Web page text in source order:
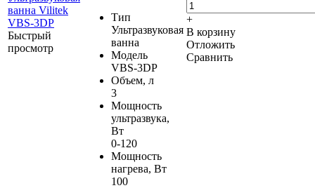
Быстрый
просмотр
Тип
Ультразвуковая
ванна
Модель
VBS-3DP
Объем, л
3
Мощность
ультразвука,
Вт
0-120
Мощность
нагрева, Вт
100
+
В корзину
Отложить
Сравнить